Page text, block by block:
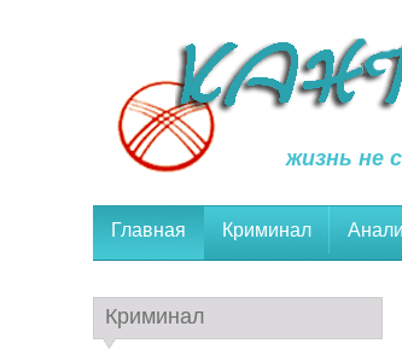
жизнь не
Главная Криминал
Криминал